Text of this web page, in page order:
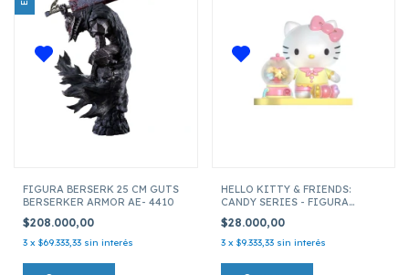
FIGURA BERSERK 25 CM GUTS
BERSERKER ARMOR AE- 4410
$208.000,00
3 x $69.333,33 sin interés
HELLO KITTY & FRIENDS:
CANDY SERIES - FIGURA
$28.000,00
3 x $9.333,33 sin interés